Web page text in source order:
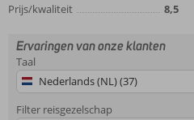
Prijs/kwaliteit
8,5
Ervaringen van onze klanten
Taal
Nederlands (NL) (37)
Filter reisgezelschap